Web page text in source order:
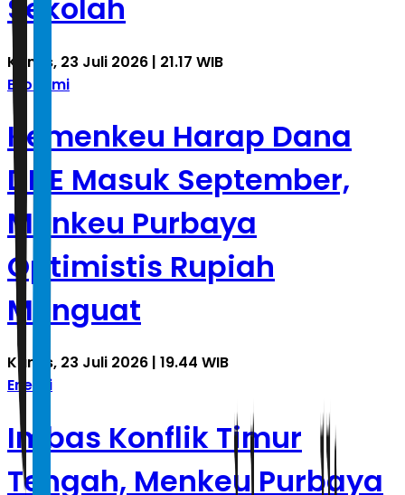
Sekolah
Kamis, 23 Juli 2026 | 21.17 WIB
Ekonomi
Kemenkeu Harap Dana
DHE Masuk September,
Menkeu Purbaya
Optimistis Rupiah
Menguat
Kamis, 23 Juli 2026 | 19.44 WIB
Energi
Imbas Konflik Timur
Tengah, Menkeu Purbaya